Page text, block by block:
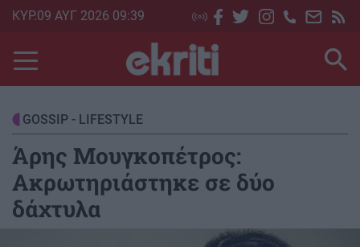
Skip
main
content
ΚΥΡ.09 ΑΥΓ 2026 09:39
GOSSIP - LIFESTYLE
Άρης Μουγκοπέτρος:
Ακρωτηριάστηκε σε δύο
δάχτυλα